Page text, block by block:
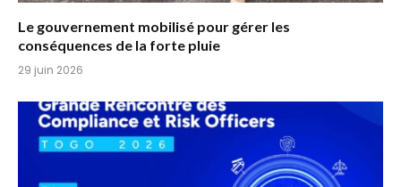
Le gouvernement mobilisé pour gérer les
conséquences de la forte pluie
29 juin 2026